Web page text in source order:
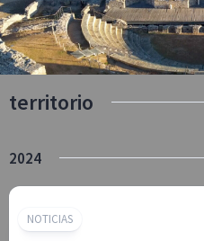
territorio
2024
NOTICIAS